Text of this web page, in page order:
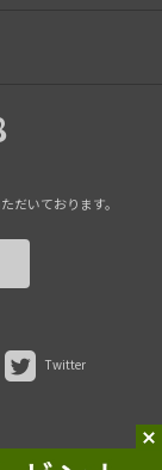
だいております。
Twitter